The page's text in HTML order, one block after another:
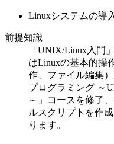
Linuxシステムの導
前提知識
「UNIX/Linux入門
はLinuxの基本的操
作、ファイル編集
プログラミング ～
～」コースを修了
ルスクリプトを作
ります。